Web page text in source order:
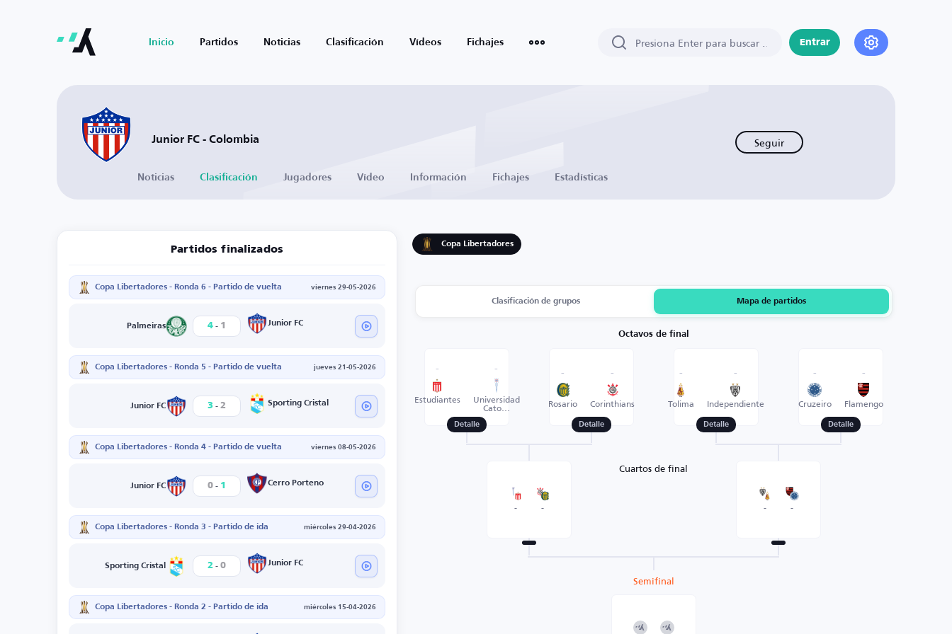
Inicio Partidos Noticias Clasificación Vídeos Fichajes Entrar
Junior FC - Colombia Seguir
Noticias Clasificación Jugadores Vídeo Información Fichajes Estadísticas
Partidos finalizados
Copa Libertadores - Ronda 6 - Partido de vuelta viernes 29-05-2026
Palmeiras 4 - 1 Junior FC
Copa Libertadores - Ronda 5 - Partido de vuelta jueves 21-05-2026
Junior FC 3 - 2 Sporting Cristal
Copa Libertadores - Ronda 4 - Partido de vuelta viernes 08-05-2026
Junior FC 0 - 1 Cerro Porteno
Copa Libertadores - Ronda 3 - Partido de ida miércoles 29-04-2026
Sporting Cristal 2 - 0 Junior FC
Copa Libertadores - Ronda 2 - Partido de ida miércoles 15-04-2026
Copa Libertadores
Clasificación de grupos Mapa de partidos
Octavos de final
-
Estudiantes
-
Universidad
Cato...
Detalle
-
Rosario
-
Corinthians
Detalle
-
Tolima
-
Independiente
Detalle
-
Cruzeiro
-
Flamengo
Detalle
Cuartos de final
- - - -
Semifinal